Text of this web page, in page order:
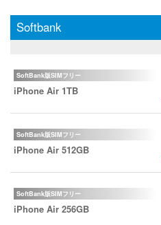
Softbank
SoftBank版SIMフリー
iPhone Air 1TB
SoftBank版SIMフリー
iPhone Air 512GB
SoftBank版SIMフリー
iPhone Air 256GB